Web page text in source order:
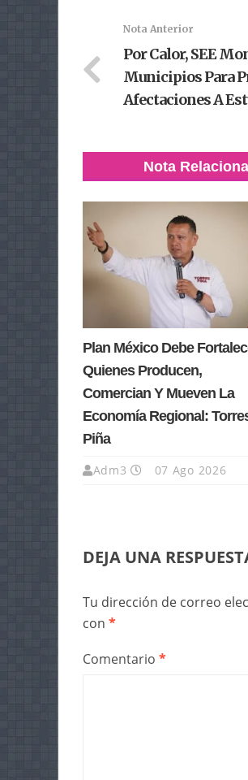
Nota Anterior
Por Calor, SEE
Municipios Para
Afectaciones A
Nota
Plan México Debe
Quienes Producen,
Comercian Y Mueven La
Economía Regional:
Piña
Adm3 07 Ago 2026
DEJA UNA
Tu dirección de correo
con *
Comentario *